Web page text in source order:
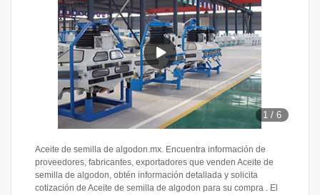
1 /6
Aceite de semilla de algodon.mx. Encuentra información de
proveedores, fabricantes, exportadores que venden Aceite de
semilla de algodon, obtén información detallada y solicita
cotización de Aceite de semilla de algodon para su compra . El